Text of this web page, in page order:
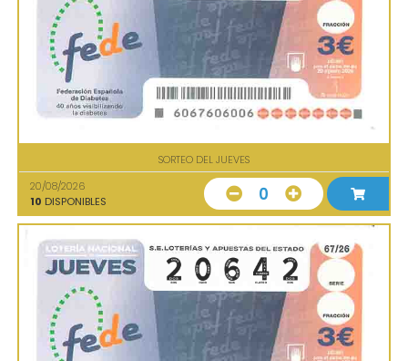
SORTEO DEL JUEVES
20/08/2026
10 DISPONIBLES 0